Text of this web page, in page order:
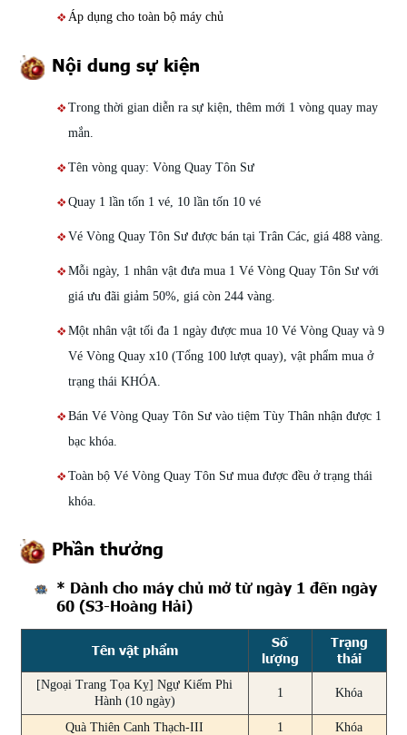
Áp dụng cho toàn bộ máy chủ
Nội dung sự kiện
Trong thời gian diễn ra sự kiện, thêm mới 1 vòng quay may
mắn.
Tên vòng quay: Vòng Quay Tôn Sư
Quay 1 lần tốn 1 vé, 10 lần tốn 10 vé
Vé Vòng Quay Tôn Sư được bán tại Trân Các, giá 488 vàng.
Mỗi ngày, 1 nhân vật đưa mua 1 Vé Vòng Quay Tôn Sư với
giá ưu đãi giảm 50%, giá còn 244 vàng.
Một nhân vật tối đa 1 ngày được mua 10 Vé Vòng Quay và 9
Vé Vòng Quay x10 (Tổng 100 lượt quay), vật phẩm mua ở
trạng thái KHÓA.
Bán Vé Vòng Quay Tôn Sư vào tiệm Tùy Thân nhận được 1
bạc khóa.
Toàn bộ Vé Vòng Quay Tôn Sư mua được đều ở trạng thái
khóa.
Phần thưởng
* Dành cho máy chủ mở từ ngày 1 đến ngày
60 (S3-Hoàng Hải)
Tên vật phẩm
Số
lượng
Trạng
thái
[Ngoại Trang Tọa Kỵ] Ngự Kiếm Phi
Hành (10 ngày)
1 Khóa
Quà Thiên Canh Thạch-III 1 Khóa